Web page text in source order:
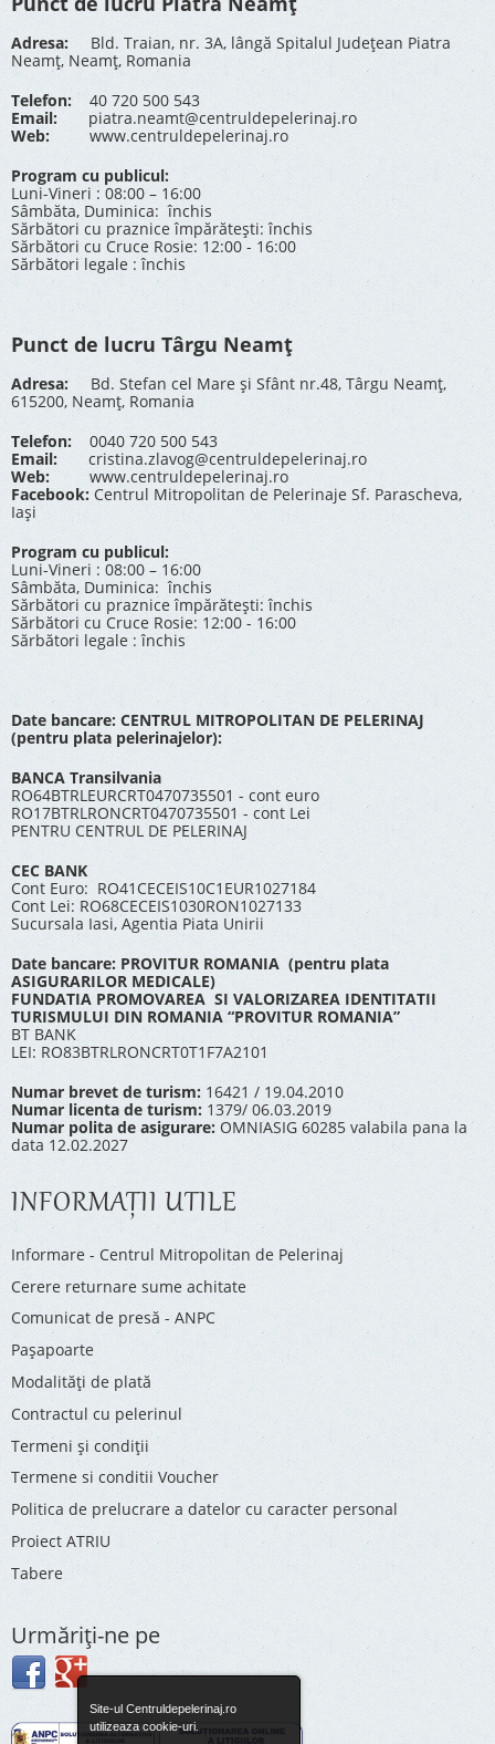
Site-ul Centruldepelerinaj.ro
utilizeaza cookie-uri.
Adresa: Bld. Traian, nr. 3A, lângă Spitalul Județean Piatra
Neamț, Neamț, Romania
Telefon:40 720 500 543
Email:
piatra.neamt@centruldepelerinaj.ro
Web:
www.centruldepelerinaj.ro
Program cu publicul:
Luni-Vineri : 08:00 – 16:00
Sâmbăta, Duminica: închis
Sărbători cu praznice împărătești: închis
Sărbători cu Cruce Rosie: 12:00 - 16:00
Sărbători legale : închis
Punct de lucru Târgu Neamț
Adresa: Bd. Stefan cel Mare și Sfânt nr.48, Târgu Neamț,
615200, Neamț, Romania
Telefon: 0040 720 500 543
Email:
cristina.zlavog@centruldepelerinaj.ro
Web:
www.centruldepelerinaj.ro
Facebook: Centrul Mitropolitan de Pelerinaje Sf. Parascheva,
Iași
Program cu publicul:
Luni-Vineri : 08:00 – 16:00
Sâmbăta, Duminica: închis
Sărbători cu praznice împărătești: închis
Sărbători cu Cruce Rosie: 12:00 - 16:00
Sărbători legale : închis
Date bancare: CENTRUL MITROPOLITAN DE PELERINAJ
(pentru plata pelerinajelor):
BANCA Transilvania
RO64BTRLEURCRT0470735501 - cont euro
RO17BTRLRONCRT0470735501 - cont Lei
PENTRU CENTRUL DE PELERINAJ
CEC BANK
Cont Euro: RO41CECEIS10C1EUR1027184
Cont Lei: RO68CECEIS1030RON1027133
Sucursala Iasi, Agentia Piata Unirii
Date bancare: PROVITUR ROMANIA (pentru plata
ASIGURARILOR MEDICALE)
FUNDATIA PROMOVAREA SI VALORIZAREA IDENTITATII
TURISMULUI DIN ROMANIA “PROVITUR ROMANIA”
BT BANK
LEI: RO83BTRLRONCRT0T1F7A2101
Numar brevet de turism: 16421 / 19.04.2010
Numar licenta de turism: 1379/ 06.03.2019
Numar polita de asigurare: OMNIASIG 60285 valabila pana la
data 12.02.2027
INFORMAŢII UTILE
Informare - Centrul Mitropolitan de Pelerinaj
Cerere returnare sume achitate
Comunicat de presă - ANPC
Pașapoarte
Modalități de plată
Contractul cu pelerinul
Termeni și condiții
Termene si conditii Voucher
Politica de prelucrare a datelor cu caracter personal
Proiect ATRIU
Tabere
Urmăriţi-ne pe